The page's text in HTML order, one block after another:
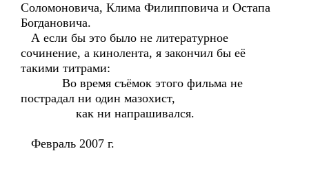
Соломоновича, Клима Филипповича и Остапа
Богдановича.
А если бы это было не литературное
сочинение, а кинолента, я закончил бы её
такими титрами:
Во время съёмок этого фильма не
пострадал ни один мазохист,
как ни напрашивался.
Февраль 2007 г.